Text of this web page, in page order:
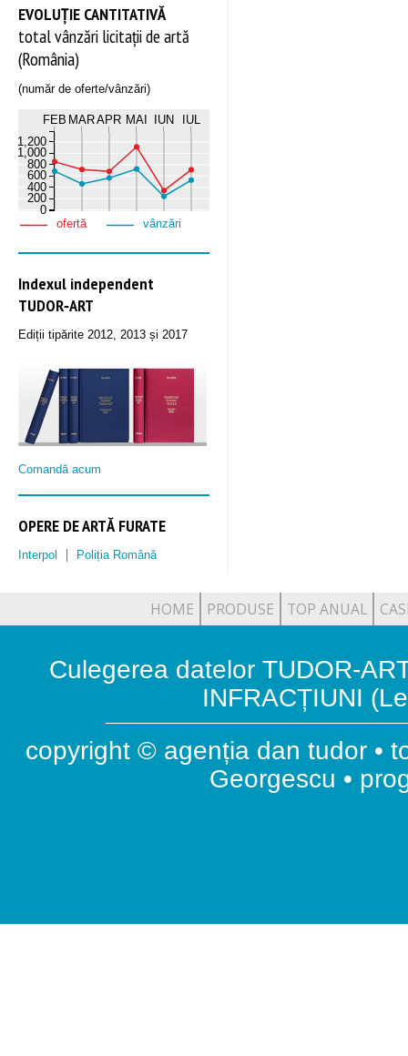
EVOLUȚIE CANTITATIVĂ
total vânzări licitații de artă
(România)
(număr de oferte/vânzări)
FEB MARAPR MAI IUN IUL
0
200
400
600
800
1,000
1,200
ofertă vânzări
Indexul independent
TUDOR‑ART
Ediții tipărite 2012, 2013 și 2017
Comandă acum
OPERE DE ARTĂ FURATE
Interpol Poliția Română
HOME PRODUSE TOP ANUAL
Culegerea datelor TUDOR-
INFRACȚIUNI
copyright © agenția dan tudor •
Georgescu •